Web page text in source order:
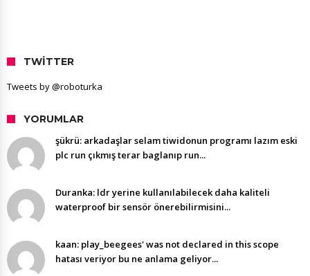
TWITTER
Tweets by @roboturka
YORUMLAR
şükrü: arkadaşlar selam tiwidonun programı lazım eski
plc run çıkmış terar baglanıp run...
Duranka: ldr yerine kullanılabilecek daha kaliteli
waterproof bir sensör önerebilirmisini...
kaan: play_beegees' was not declared in this scope
hatası veriyor bu ne anlama geliyor...